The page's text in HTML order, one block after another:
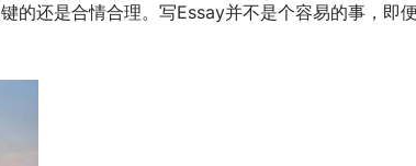
的还是合情合理。写Essay并不是个容易的事，即